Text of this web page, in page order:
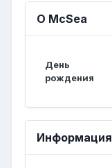
О McSea
День
рождения
Информация